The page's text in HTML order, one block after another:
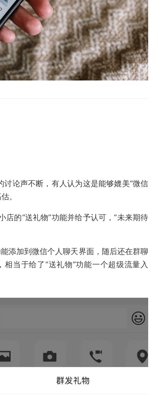
论声不断，有人认为这是能够媲美“微信
。
的“送礼物”功能并给予认可，“未来期待
添加到微信个人聊天界面，随后还在群聊
相当于给了“送礼物”功能一个超级流量入